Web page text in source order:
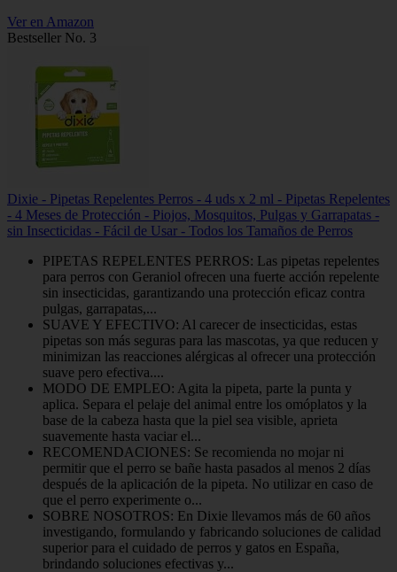
Ver en Amazon
Bestseller No. 3
Dixie - Pipetas Repelentes Perros - 4 uds x 2 ml - Pipetas Repelentes
- 4 Meses de Protección - Piojos, Mosquitos, Pulgas y Garrapatas -
sin Insecticidas - Fácil de Usar - Todos los Tamaños de Perros
PIPETAS REPELENTES PERROS: Las pipetas repelentes
para perros con Geraniol ofrecen una fuerte acción repelente
sin insecticidas, garantizando una protección eficaz contra
pulgas, garrapatas,...
SUAVE Y EFECTIVO: Al carecer de insecticidas, estas
pipetas son más seguras para las mascotas, ya que reducen y
minimizan las reacciones alérgicas al ofrecer una protección
suave pero efectiva....
MODO DE EMPLEO: Agita la pipeta, parte la punta y
aplica. Separa el pelaje del animal entre los omóplatos y la
base de la cabeza hasta que la piel sea visible, aprieta
suavemente hasta vaciar el...
RECOMENDACIONES: Se recomienda no mojar ni
permitir que el perro se bañe hasta pasados al menos 2 días
después de la aplicación de la pipeta. No utilizar en caso de
que el perro experimente o...
SOBRE NOSOTROS: En Dixie llevamos más de 60 años
investigando, formulando y fabricando soluciones de calidad
superior para el cuidado de perros y gatos en España,
brindando soluciones efectivas y...